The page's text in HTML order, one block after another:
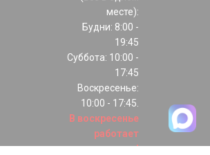
месте):
Будни: 8:00 -
19:45
Суббота: 10:00 -
17:45
Воскресенье:
10:00 - 17:45.
В воскресенье
работает
только шоурум!